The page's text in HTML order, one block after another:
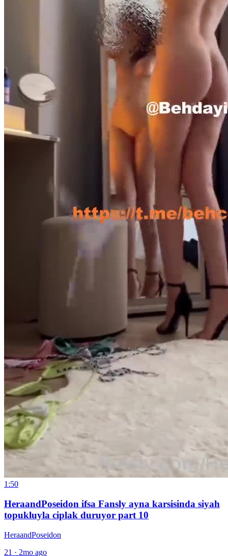
1:50
HeraandPoseidon ifsa Fansly ayna karsisinda siyah
topukluyla ciplak duruyor part 10
HeraandPoseidon
21 · 2mo ago